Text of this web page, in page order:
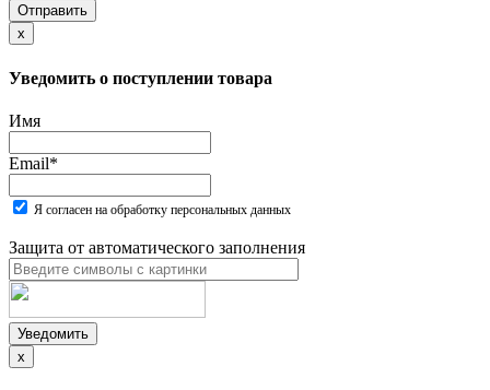
Отправить
x
Уведомить о поступлении товара
Имя
Email*
Я согласен на обработку персональных данных
Защита от автоматического заполнения
Уведомить
x